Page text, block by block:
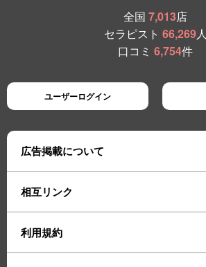
全国 7,013店
セラピスト 66,269人
口コミ 6,754件
ユーザーログイン
広告掲載について
相互リンク
利用規約